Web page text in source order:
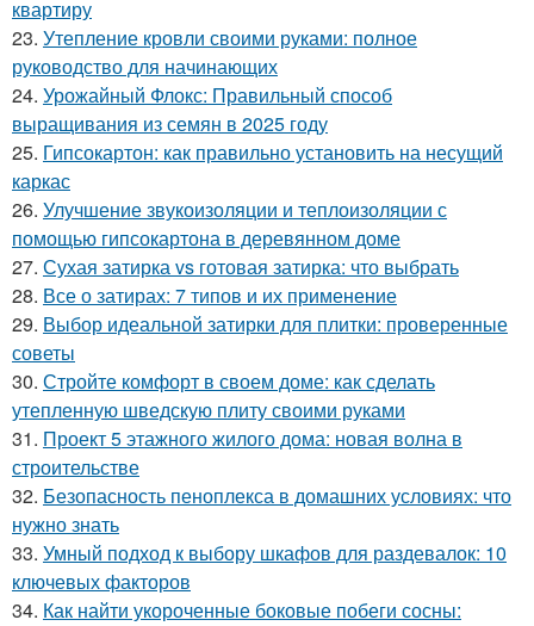
квартиру
23. Утепление кровли своими руками: полное
руководство для начинающих
24. Урожайный Флокс: Правильный способ
выращивания из семян в 2025 году
25. Гипсокартон: как правильно установить на несущий
каркас
26. Улучшение звукоизоляции и теплоизоляции с
помощью гипсокартона в деревянном доме
27. Сухая затирка vs готовая затирка: что выбрать
28. Все о затирах: 7 типов и их применение
29. Выбор идеальной затирки для плитки: проверенные
советы
30. Стройте комфорт в своем доме: как сделать
утепленную шведскую плиту своими руками
31. Проект 5 этажного жилого дома: новая волна в
строительстве
32. Безопасность пеноплекса в домашних условиях: что
нужно знать
33. Умный подход к выбору шкафов для раздевалок: 10
ключевых факторов
34. Как найти укороченные боковые побеги сосны: